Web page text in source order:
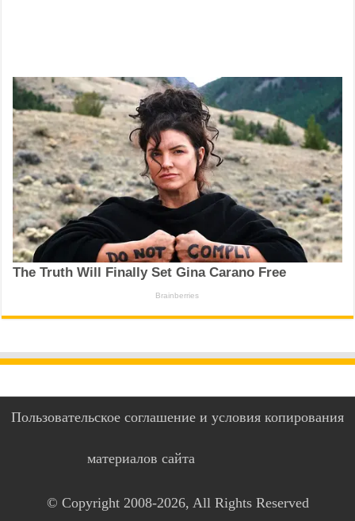
Пользовательское соглашение и условия копирования
материалов сайта
© Copyright 2008-2026, All Rights Reserved